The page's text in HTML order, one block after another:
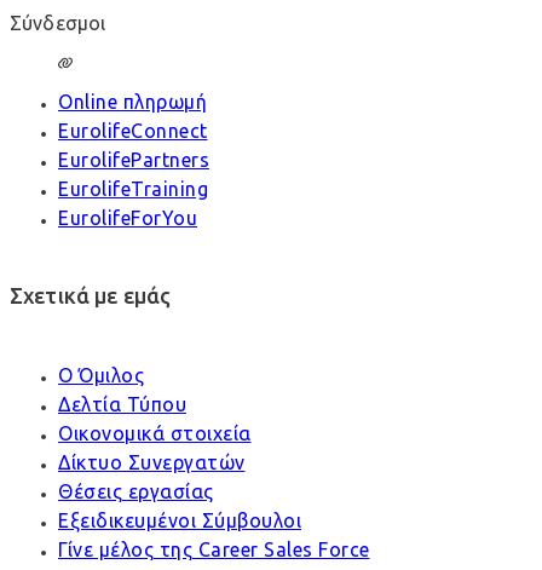
Σύνδεσμοι
Online πληρωμή
EurolifeConnect
EurolifePartners
EurolifeTraining
EurolifeForYou
Σχετικά με εμάς
Ο Όμιλος
Δελτία Τύπου
Οικονομικά στοιχεία
Δίκτυο Συνεργατών
Θέσεις εργασίας
Εξειδικευμένοι Σύμβουλοι
Γίνε μέλος της Career Sales Force